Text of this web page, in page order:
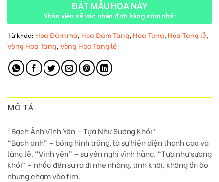
ĐẶT MẪU HOA NÀY
Nhân viên sẽ xác nhận đơn hàng sớm nhất
Từ khóa: Hoa Đám ma, Hoa Đám Tang, Hoa Tang, Hoa Tang lễ,
Vòng Hoa Tang, Vòng Hoa Tang lễ
MÔ TẢ
“Bạch Ảnh Vĩnh Yên – Tựa Như Sương Khói”
“Bạch ảnh” – bóng hình trắng, là sự hiện diện thanh cao và
lặng lẽ. “Vĩnh yên” – sự yên nghỉ vĩnh hằng. “Tựa như sương
khói” – nhắc đến sự ra đi nhẹ nhàng, tinh khôi, không ồn ào
nhưng chạm vào tim.